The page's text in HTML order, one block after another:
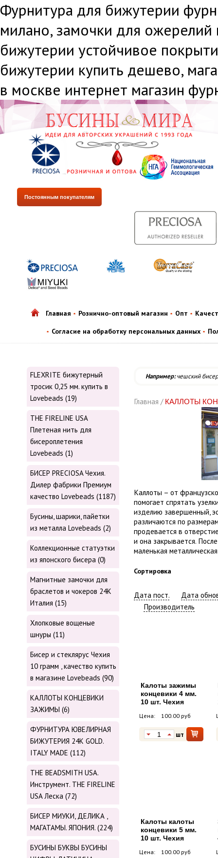
Фурнитура для бижутерии
милано, замочки для
бижутерии устойчивое
бижутерии купить дешево,
в москве интернет магазин
Постоянным покупателям
Главная Рознично-оптовый магазин Опт
Согласие на обработку персональных данных
FLEXRITE бижутерный
тросик 0,25 мм. купить в
Lovebeads (19)
THE FIRELINE USA
Плетеная нить для
бисероплетения
Lovebeads (1)
БИСЕР PRECIOSA Чехия.
Дилер фабрики Премиум
качество Lovebeads (1187)
Бусины, шарики, пайетки
из металла Lovebeads (2)
Коллекционные статуэтки
из японского бисера (0)
Магнитные замочки для
браслетов и чокеров 24К
Италия (15)
Хлопковые вощеные
шнуры (11)
Бисер и стеклярус Чехия
10 грамм , качество купить
в магазине Lovebeads (90)
КАЛЛОТЫ КОНЦЕВИКИ
ЗАЖИМЫ (6)
ФУРНИТУРА ЮВЕЛИРНАЯ
БИЖУТЕРИЯ 24К GOLD.
ITALY MADE (112)
THE BEADSMITH USA.
Инструмент. THE FIRELINE
USA Леска (72)
БИСЕР МИУКИ, ДЕЛИКА ,
МАГАТАМЫ. ЯПОНИЯ. (224)
БУСИНЫ БУКВЫ БУСИНЫ
Например:чешский бисер
Главная / КАЛЛОТЫ
Каллоты – от
помогает спрятать
изделию завершенный,
различаются по
продевается в
и она закрывается.
маленькая
Сортировка
Дата пост.
Дата
Производитель
Калоты зажимы
концевики 4 мм.
10 шт. Чехия
Цена: 100.00 руб
шт
Калоты калоты
концевики 5 мм.
10 шт. Чехия
Цена: 100.00 руб